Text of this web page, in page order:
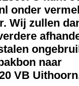
onder
Wij zullen
naar
VB